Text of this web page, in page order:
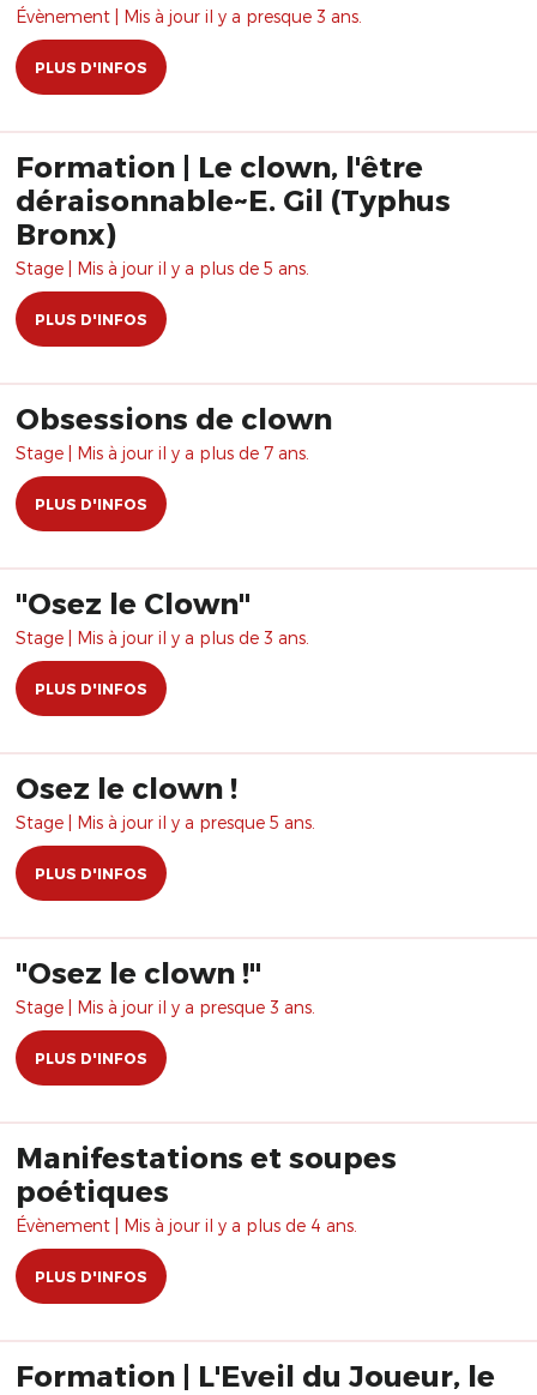
Évènement | Mis à jour il y a presque 3 ans.
PLUS D'INFOS
Formation | Le clown, l'être
déraisonnable~E. Gil (Typhus
Bronx)
Stage | Mis à jour il y a plus de 5 ans.
PLUS D'INFOS
Obsessions de clown
Stage | Mis à jour il y a plus de 7 ans.
PLUS D'INFOS
"Osez le Clown"
Stage | Mis à jour il y a plus de 3 ans.
PLUS D'INFOS
Osez le clown !
Stage | Mis à jour il y a presque 5 ans.
PLUS D'INFOS
​"Osez le clown !"
Stage | Mis à jour il y a presque 3 ans.
PLUS D'INFOS
Manifestations et soupes
poétiques
Évènement | Mis à jour il y a plus de 4 ans.
PLUS D'INFOS
Formation | L'Eveil du Joueur, le